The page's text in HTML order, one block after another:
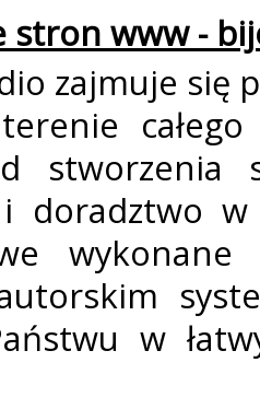
stron www -
zajmuje
doradztwo
w